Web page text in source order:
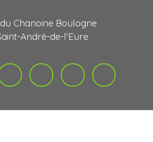
Chanoine Boulogne
André-de-l'Eure